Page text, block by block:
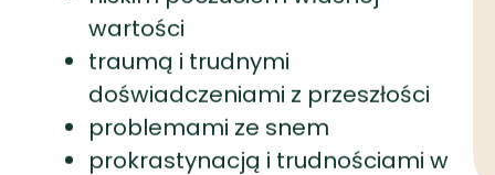
koncentracji
ADHD u dorosłych
zaburzeniami odżywiania
żałobą i stratą
zaburzeniami osobowości